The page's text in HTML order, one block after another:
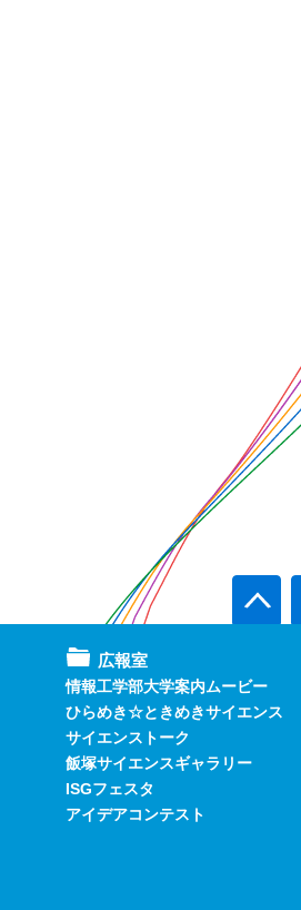
広報室
情報工学部大学案内ムービー
ひらめき☆ときめきサイエンス
サイエンストーク
飯塚サイエンスギャラリー
ISGフェスタ
アイデアコンテスト